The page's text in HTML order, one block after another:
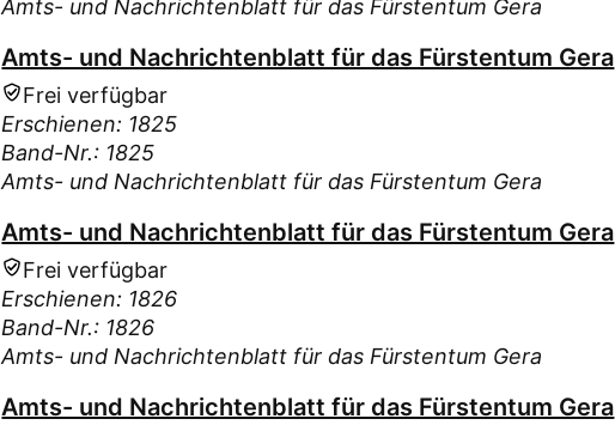
Amts- und Nachrichtenblatt für das Fürstentum Gera
Amts- und Nachrichtenblatt für das Fürstentum Gera
Frei verfügbar
Erschienen: 1825
Band-Nr.: 1825
Amts- und Nachrichtenblatt für das Fürstentum Gera
Amts- und Nachrichtenblatt für das Fürstentum Gera
Frei verfügbar
Erschienen: 1826
Band-Nr.: 1826
Amts- und Nachrichtenblatt für das Fürstentum Gera
Amts- und Nachrichtenblatt für das Fürstentum Gera